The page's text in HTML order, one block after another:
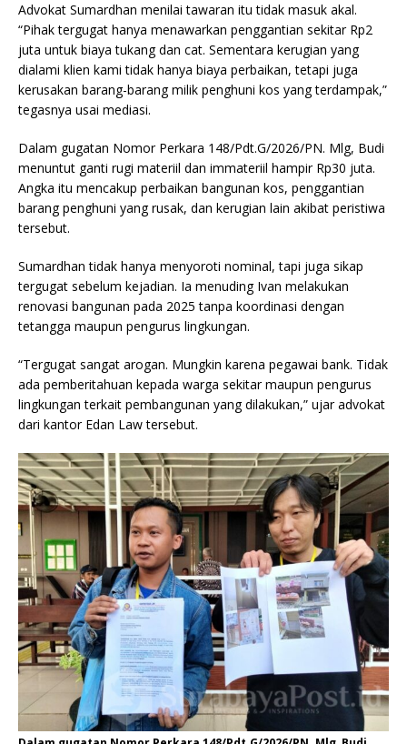
Advokat Sumardhan menilai tawaran itu tidak masuk akal.
“Pihak tergugat hanya menawarkan penggantian sekitar Rp2
juta untuk biaya tukang dan cat. Sementara kerugian yang
dialami klien kami tidak hanya biaya perbaikan, tetapi juga
kerusakan barang-barang milik penghuni kos yang terdampak,”
tegasnya usai mediasi.
Dalam gugatan Nomor Perkara 148/Pdt.G/2026/PN. Mlg, Budi
menuntut ganti rugi materiil dan immateriil hampir Rp30 juta.
Angka itu mencakup perbaikan bangunan kos, penggantian
barang penghuni yang rusak, dan kerugian lain akibat peristiwa
tersebut.
Sumardhan tidak hanya menyoroti nominal, tapi juga sikap
tergugat sebelum kejadian. Ia menuding Ivan melakukan
renovasi bangunan pada 2025 tanpa koordinasi dengan
tetangga maupun pengurus lingkungan.
“Tergugat sangat arogan. Mungkin karena pegawai bank. Tidak
ada pemberitahuan kepada warga sekitar maupun pengurus
lingkungan terkait pembangunan yang dilakukan,” ujar advokat
dari kantor Edan Law tersebut.